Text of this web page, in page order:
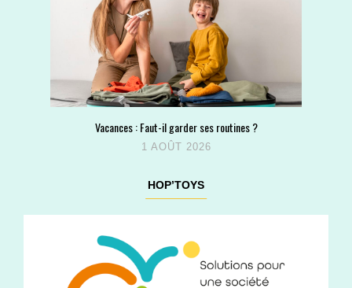
Vacances : Faut-il garder ses routines ?
1 AOÛT 2026
HOP’TOYS